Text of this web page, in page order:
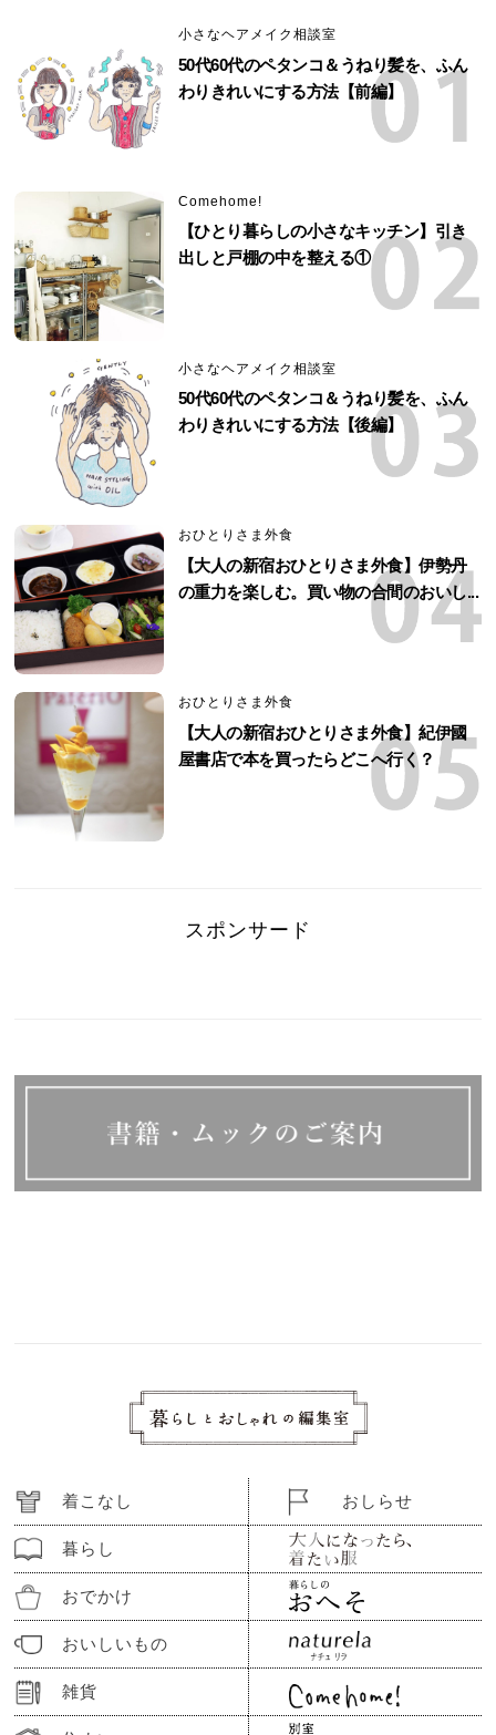
小さなヘアメイク相談室
50代60代のペタンコ＆うねり髪を、ふん
わりきれいにする方法【前編】
Comehome!
【ひとり暮らしの小さなキッチン】引き
出しと戸棚の中を整える①
小さなヘアメイク相談室
50代60代のペタンコ＆うねり髪を、ふん
わりきれいにする方法【後編】
おひとりさま外食
【大人の新宿おひとりさま外食】伊勢丹
の重力を楽しむ。買い物の合間のおいし...
おひとりさま外食
【大人の新宿おひとりさま外食】紀伊國
屋書店で本を買ったらどこへ行く？
スポンサード
着こなし
暮らし
おでかけ
おいしいもの
雑貨
おしらせ